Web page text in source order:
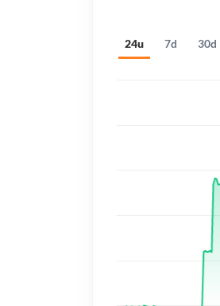
24u 7d 30d